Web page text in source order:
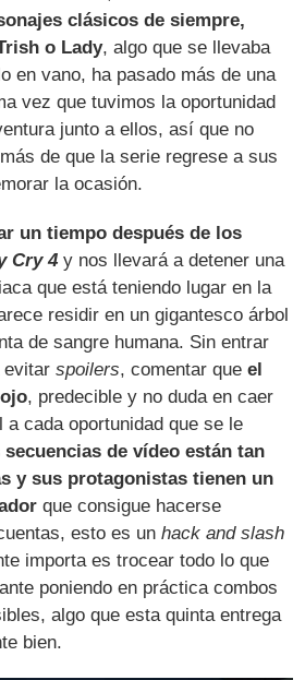
clásicos de siempre,
o Lady, algo que se llevaba
en vano, ha pasado más de una
vez que tuvimos la oportunidad
junto a ellos, así que no
de que la serie regrese a sus
la ocasión.
un tiempo después de los
Cry 4 y nos llevará a detener una
que está teniendo lugar en la
residir en un gigantesco árbol
de sangre humana. Sin entrar
evitarspoilers, comentar queel
, predecible y no duda en caer
a cada oportunidad que se le
secuencias de vídeo están tan
y sus protagonistas tienen un
que consigue hacerse
esto es unhack and slash
importa es trocear todo lo que
poniendo en práctica combos
algo que esta quinta entrega
bien.